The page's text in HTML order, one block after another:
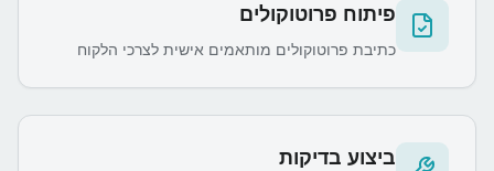
פיתוח פרוטוקולים
כתיבת פרוטוקולים מותאמים אישית לצרכי הלקוח
ביצוע בדיקות